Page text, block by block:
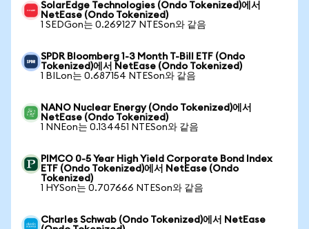
SolarEdge Technologies (Ondo Tokenized)에서
NetEase (Ondo Tokenized)
1 SEDGon는 0.269127 NTESon와 같음
SPDR Bloomberg 1-3 Month T-Bill ETF (Ondo
Tokenized)에서 NetEase (Ondo Tokenized)
1 BILon는 0.687154 NTESon와 같음
NANO Nuclear Energy (Ondo Tokenized)에서
NetEase (Ondo Tokenized)
1 NNEon는 0.134451 NTESon와 같음
PIMCO 0-5 Year High Yield Corporate Bond Index
ETF (Ondo Tokenized)에서 NetEase (Ondo
Tokenized)
1 HYSon는 0.707666 NTESon와 같음
Charles Schwab (Ondo Tokenized)에서 NetEase